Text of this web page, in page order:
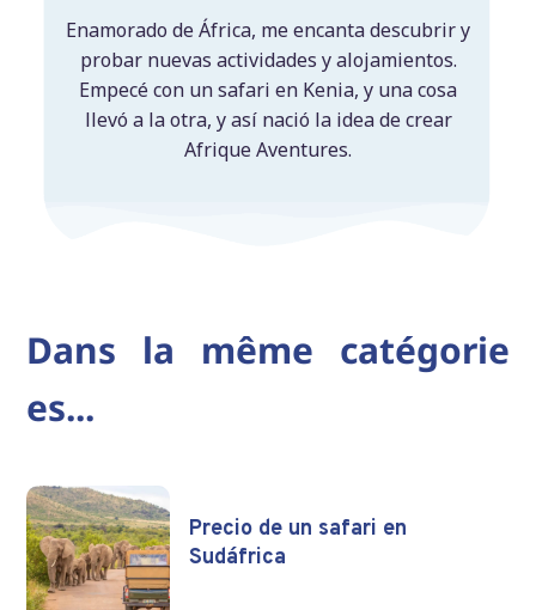
Enamorado de África, me encanta descubrir y
probar nuevas actividades y alojamientos.
Empecé con un safari en Kenia, y una cosa
llevó a la otra, y así nació la idea de crear
Afrique Aventures.
Dans la même catégorie
es...
Precio de un safari en
Sudáfrica